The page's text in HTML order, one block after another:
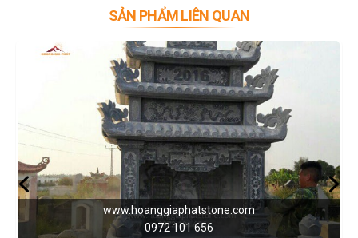
SẢN PHẨM LIÊN QUAN
www.hoanggiaphatstone.com
0972 101 656